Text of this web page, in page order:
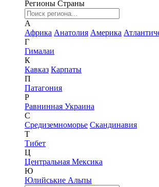
Регионы Страны
А
Африка Анатолия Америка
Г
Гималаи
К
Кавказ Карпаты
П
Патагония
Р
Равнинная Украина
С
Средиземноморье Скандинавия
Т
Тибет
Ц
Центральная Мексика
Ю
Юлийськие Альпы